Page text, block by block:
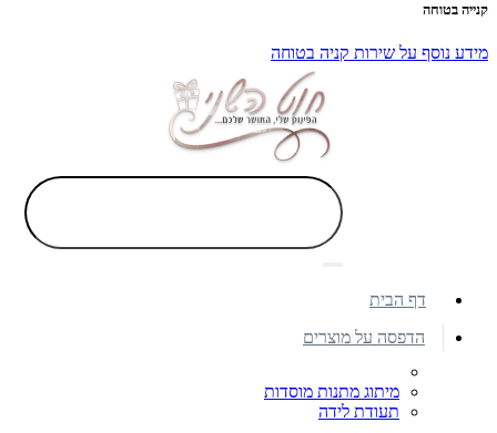
קנייה בטוחה
מידע נוסף על שירות קניה בטוחה
דף הבית
הדפסה על מוצרים
מיתוג מתנות מוסדות
תעודת לידה